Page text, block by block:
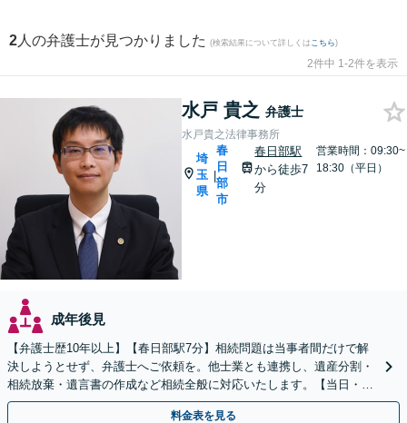
2 人の弁護士が見つかりました (検索結果について詳しくは こちら)
2件中 1-2件を表示
水戸 貴之 弁護士
水戸貴之法律事務所
埼
玉
県
|
春
日
部
市
春日部駅
から徒歩7
分
営業時間：09:30~
18:30（平日）
成年後見
【弁護士歴10年以上】【春日部駅7分】相続問題は当事者間だけで解
決しようとせず、弁護士へご依頼を。他士業とも連携し、遺産分割・
相続放棄・遺言書の作成など相続全般に対応いたします。【当日・土
日祝日・夜間・応相談対応可能】
料金表を見る